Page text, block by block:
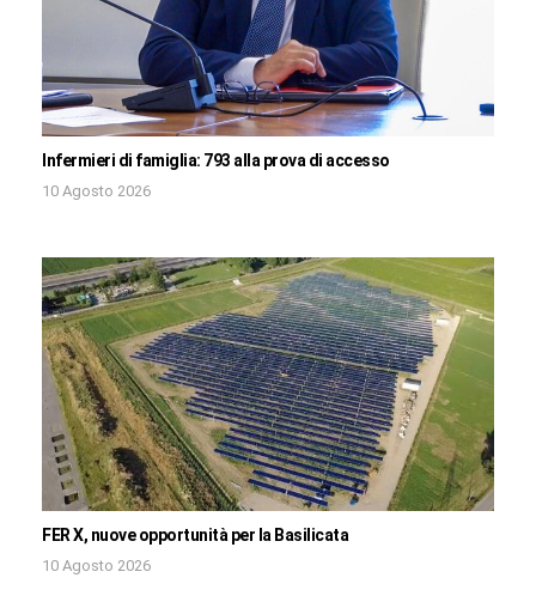
Infermieri di famiglia: 793 alla prova di accesso
10 Agosto 2026
FER X, nuove opportunità per la Basilicata
10 Agosto 2026